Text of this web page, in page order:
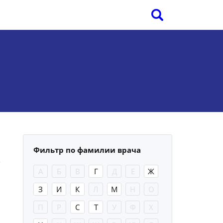
Фильтр по фамилии врача
А Б В Г Д Е
Ж
З
И К Л М Н
О
П
Р С Т У Ф
Х